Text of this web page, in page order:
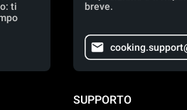
ti
breve.
SUPPORTO